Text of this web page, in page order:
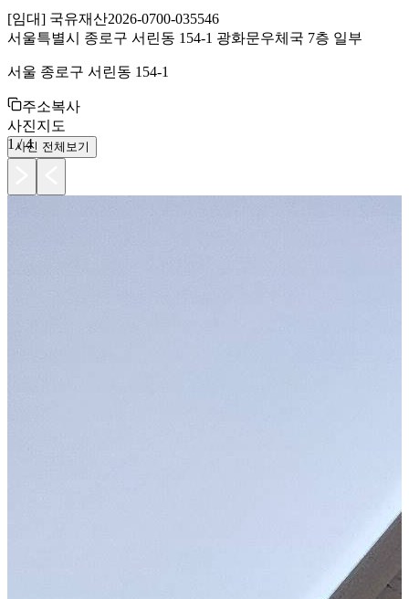
[임대] 국유재산2026-0700-035546
서울특별시 종로구 서린동 154-1 광화문우체국 7층 일부
서울 종로구 서린동 154-1
주소복사
사진지도
1 /4
사진 전체보기